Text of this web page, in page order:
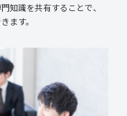
知識を共有することで、
ます。